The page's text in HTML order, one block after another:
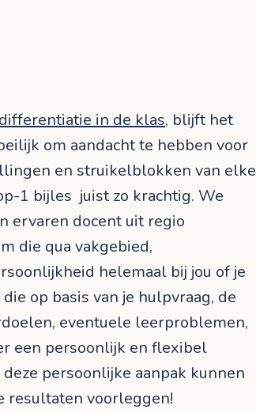
differentiatie in de klas, blijft het
om aandacht te hebben voor
en struikelblokken van elke
1 bijles juist zo krachtig. We
ervaren docent uit regio
die qua vakgebied,
helemaal bij jou of je
op basis van je hulpvraag, de
eventuele leerproblemen,
een persoonlijk en flexibel
persoonlijke aanpak kunnen
resultaten voorleggen!